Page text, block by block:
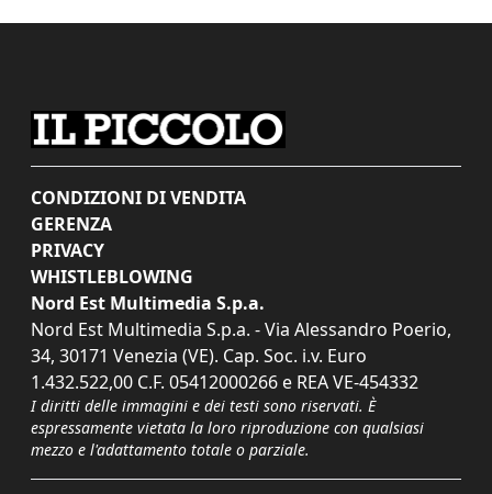
CONDIZIONI DI VENDITA
GERENZA
PRIVACY
WHISTLEBLOWING
Nord Est Multimedia S.p.a.
Nord Est Multimedia S.p.a. - Via Alessandro Poerio,
34, 30171 Venezia (VE). Cap. Soc. i.v. Euro
1.432.522,00 C.F. 05412000266 e REA VE-454332
I diritti delle immagini e dei testi sono riservati. È
espressamente vietata la loro riproduzione con qualsiasi
mezzo e l'adattamento totale o parziale.